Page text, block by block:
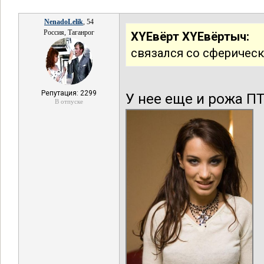
NenadoLelik, 54
Россия, Таганрог
Репутация: 2299
В отпуске
XYEвёрт XYEвёртыч:
связался со
У нее еще и рожа